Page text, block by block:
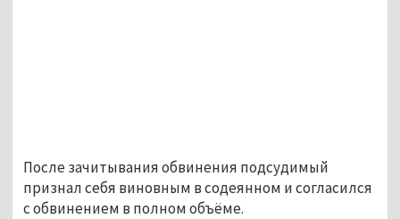
После зачитывания обвинения подсудимый
признал себя виновным в содеянном и согласился
с обвинением в полном объёме.